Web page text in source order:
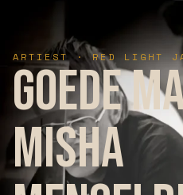
ARTIEST · RED LIGHT
Goede
Misha